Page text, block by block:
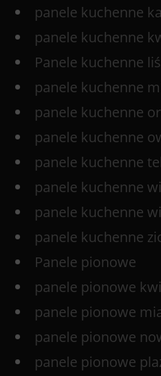
panele kuchenne
panele kuchenne
Panele kuchenne
panele kuchenne
panele kuchenne
panele kuchenne
panele kuchenne
panele kuchenne
panele kuchenne
panele kuchenne
Panele pionowe
panele pionowe
panele pionowe
panele pionowe
panele pionowe